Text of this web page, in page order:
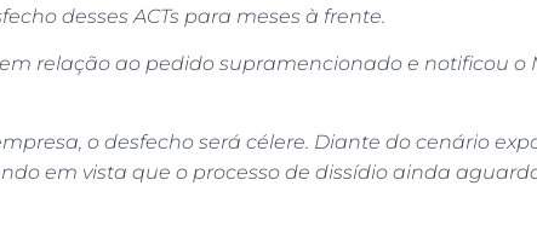
desses ACTs para meses à frente.
relação ao pedido supramencionado e notificou o
o desfecho será célere. Diante do cenário
em vista que o processo de dissídio ainda